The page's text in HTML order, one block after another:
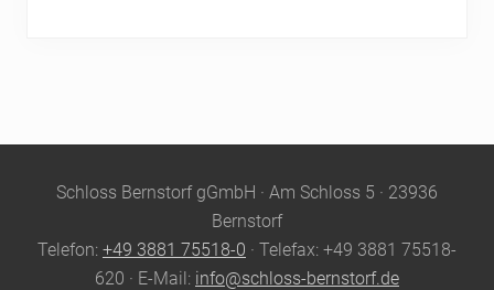
SiteSchloss Bernstorf gGmbH · Am Schloss 5 · 23936
Bernstorf
Telefon: +49 3881 75518-0 · Telefax: +49 3881 75518-
620 · E-Mail: info@schloss-bernstorf.de